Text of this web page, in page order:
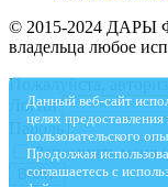
© 2015-2024 ДАРЫ
владельца любое
Пожалуйста,
Логин
Пароль
Запомнить меня
Данный веб-сайт
целях
пользовательского
Продолжая
соглашаетесь с